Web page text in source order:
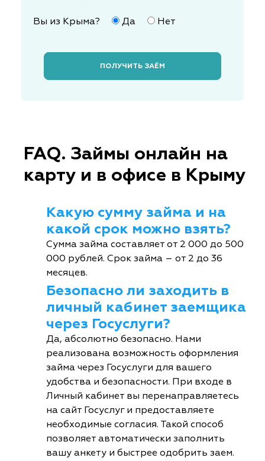
Вы из Крыма? Да Нет
ПОЛУЧИТЬ ЗАЁМ
FAQ. Займы онлайн на
карту и в офисе в Крыму
Какую сумму займа и на
какой срок можно взять?
Сумма займа составляет от 2 000 до 500
000 рублей. Срок займа – от 2 до 36
месяцев.
Безопасно ли заходить в
личный кабинет заемщика
через Госуслуги?
Да, абсолютно безопасно. Нами
реализована возможность оформления
займа через Госуслуги для вашего
удобства и безопасности. При входе в
Личный кабинет вы перенаправляетесь
на сайт Госуслуг и предоставляете
необходимые согласия. Такой способ
позволяет автоматически заполнить
вашу анкету и быстрее одобрить заем.